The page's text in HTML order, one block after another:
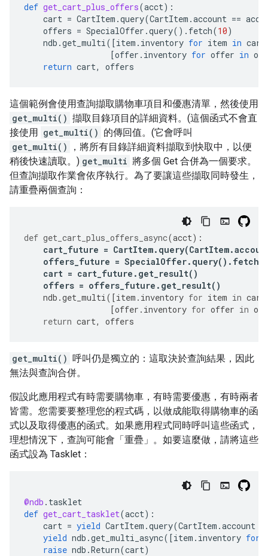
def get_cart_plus_offers(acct):
cart = CartItem .query(CartItem .account == acct
offers = SpecialOffer .query() . fetch(10)
ndb .get_multi([item . inventory for item in cart
[offer . inventory for offer in
return cart, offers
這個範例會使用查詢擷取購物車項目和優惠清單，然後使用
get_multi() 擷取目錄項目的詳細資料。(這個函式不會直
接使用 get_multi() 的傳回值。(它會呼叫
get_multi()
，將所有目錄詳細資料擷取到快取中，以便
稍後快速讀取。) get_multi 將多個 Get 合併為一個要求。
但查詢擷取作業會依序執行。為了要讓這些擷取同時發生，
請重疊兩個查詢：
def get_cart_plus_offers_async(acct):
cart_future = CartItem. query(CartItem.
offers_future = SpecialOffer. query() .
cart = cart_future . get_result()
offers = offers_future . get_result()
ndb .get_multi([item . inventory for item in cart
[offer . inventory for offer in
return cart, offers
get_multi() 呼叫仍是獨立的：這取決於查詢結果，因此
無法與查詢合併。
假設此應用程式有時需要購物車，有時需要優惠，有時兩者
皆需。您需要要整理您的程式碼，以做成能取得購物車的函
式以及取得優惠的函式。如果應用程式同時呼叫這些函式，
理想情況下，查詢可能會「重疊」。如要這麼做，請將這些
函式設為 Tasklet：
@ndb . tasklet
def get_cart_tasklet(acct):
cart = yield CartItem .query(CartItem .account
yield ndb .get_multi_async([item . inventory for
raise ndb .Return(cart)